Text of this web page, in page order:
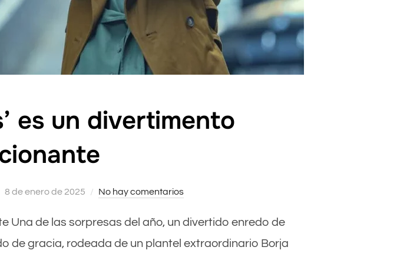
es un divertimento
Publicado
8 de enero de 2025 No hay comentarios
Una de las sorpresas del año, un divertido enredo de
de gracia, rodeada de un plantel extraordinario Borja